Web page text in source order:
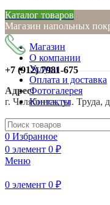
Каталог товаров
Магазин напольных
Магазин
О компании
Услуги
Оплата и доставка
Фотогалерея
Контакты
г. Челябинск,
+7 (912)7981-675
Адрес:
г. Челябинск, ул. Труда,
0 Избранное
0 элемент 0 ₽
Меню
0 элемент 0 ₽